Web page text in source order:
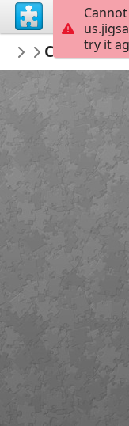
marisolete
house
Christian
try it